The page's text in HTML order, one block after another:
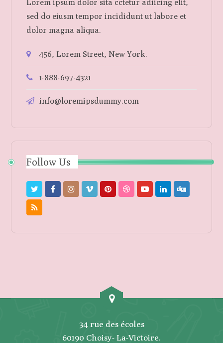
Lorem ipsum dolor sita cctetur adiicing elit,
sed do eiusm tempor incididunt ut labore et
dolor magna aliqua.
456, Lorem Street, New York.
1-888-697-4321
info@loremipsdummy.com
Follow Us
34 rue des écoles
60190 Choisy- La-Victoire.